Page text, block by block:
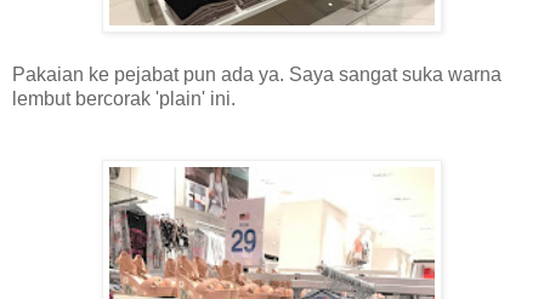
Pakaian ke pejabat pun ada ya. Saya sangat suka warna
lembut bercorak 'plain' ini.